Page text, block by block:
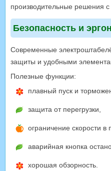
производительные решения с
Безопасность и
Современные
защиты и удобными
Полезные функции:
плавный пуск и
защита от перегрузки,
ограничение скорости в
аварийная кнопка
хорошая обзорность.